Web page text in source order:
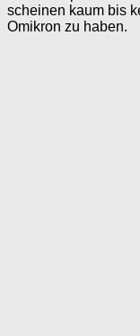
scheinen kaum bis
Omikron zu haben.